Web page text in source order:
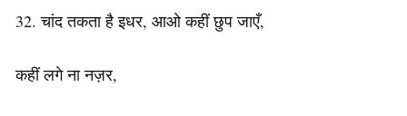
32. चांद तकता है इधर, आओ कहीं छुप जाएँ,
कहीं लगे ना नज़र,